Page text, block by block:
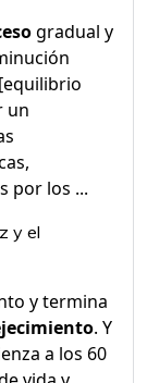
gradual y
un
por los ...
y el
y termina
. Y
a los 60